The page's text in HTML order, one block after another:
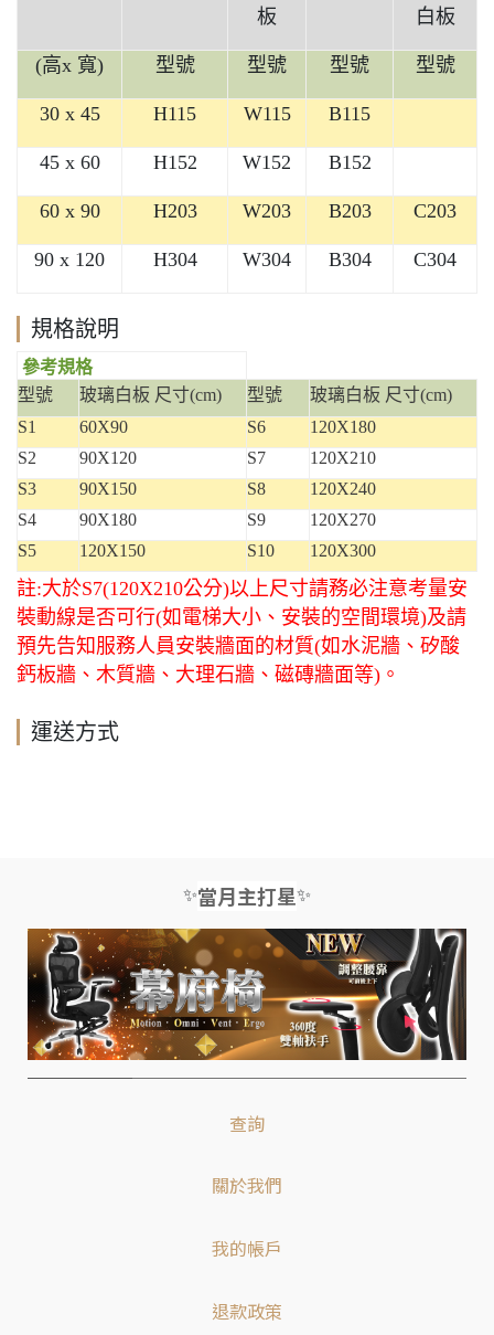
板
白板
(高x 寬) 型號 型號 型號 型號
30 x 45 H115 W115 B115
45 x 60 H152 W152 B152
60 x 90 H203 W203 B203 C203
90 x 120 H304 W304 B304 C304
規格說明
參考規格
型號
玻璃白板 尺寸(cm) 型號 玻璃白板 尺寸(cm)
S1
60X90 S6
120X180
S2
90X120 S7
120X210
S3
90X150 S8
120X240
S4
90X180 S9
120X270
S5
120X150 S10 120X300
註:大於S7(120X210公分)以上尺寸請務必注意考量安
裝動線是否可行(如電梯大小、安裝的空間環境)及請
預先告知服務人員安裝牆面的材質(如水泥牆、矽酸
鈣板牆、木質牆、大理石牆、磁磚牆面等)。
運送方式
✨當月主打星✨
查詢
關於我們
我的帳戶
退款政策